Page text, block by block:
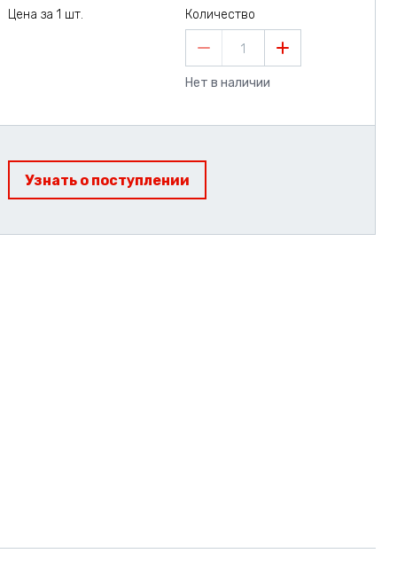
Цена за 1 шт. Количество
1
Нет в наличии
Узнать о поступлении